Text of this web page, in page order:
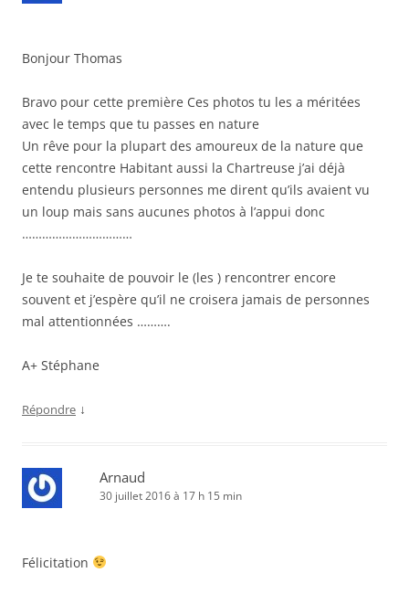
Bonjour Thomas
Bravo pour cette première Ces photos tu les a méritées
avec le temps que tu passes en nature
Un rêve pour la plupart des amoureux de la nature que
cette rencontre Habitant aussi la Chartreuse j’ai déjà
entendu plusieurs personnes me dirent qu’ils avaient vu
un loup mais sans aucunes photos à l’appui donc
……………………………
Je te souhaite de pouvoir le (les ) rencontrer encore
souvent et j’espère qu’il ne croisera jamais de personnes
mal attentionnées ……….
A+ Stéphane
Répondre ↓
Arnaud
30 juillet 2016 à 17 h 15 min
Félicitation